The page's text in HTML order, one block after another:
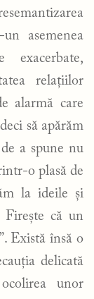
asemenea
exacerbate,
relațiilor
alarmă care
să apărăm
a spune nu
o plasă de
la ideile și
Firește că un
Există însă o
delicată
unor